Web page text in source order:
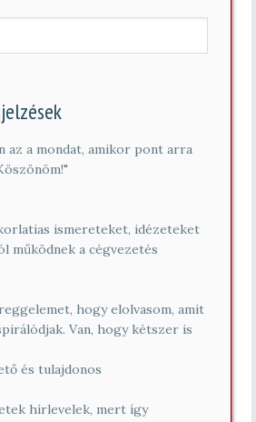
az a mondat, amikor pont arra
ismereteket, idézeteket
működnek a cégvezetés
hogy elolvasom, amit
Van, hogy kétszer is
és tulajdonos
hírlevelek, mert így